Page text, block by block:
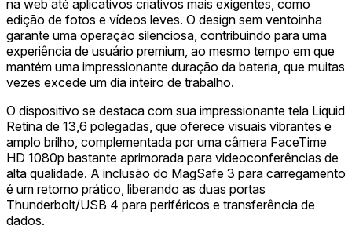
na web até aplicativos criativos mais exigentes, como
edição de fotos e vídeos leves. O design sem ventoinha
garante uma operação silenciosa, contribuindo para uma
experiência de usuário premium, ao mesmo tempo em que
mantém uma impressionante duração da bateria, que muitas
vezes excede um dia inteiro de trabalho.
O dispositivo se destaca com sua impressionante tela Liquid
Retina de 13,6 polegadas, que oferece visuais vibrantes e
amplo brilho, complementada por uma câmera FaceTime
HD 1080p bastante aprimorada para videoconferências de
alta qualidade. A inclusão do MagSafe 3 para carregamento
é um retorno prático, liberando as duas portas
Thunderbolt/USB 4 para periféricos e transferência de
dados.